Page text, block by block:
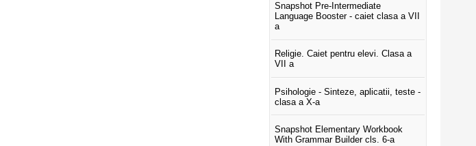
Snapshot Pre-Intermediate
Language Booster - caiet clasa a VII
a
Religie. Caiet pentru elevi. Clasa a
VII a
Psihologie - Sinteze, aplicatii, teste -
clasa a X-a
Snapshot Elementary Workbook
With Grammar Builder cls. 6-a